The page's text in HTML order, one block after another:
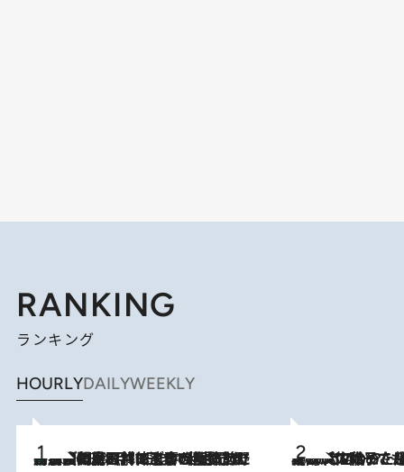
RANKING
ランキング
HOURLYDAILYWEEKLY
2026.8.8
「最後に見られてよかった」上野動物園の東園パンダ舎が解体前に特別公開。8月16日まで延長されたパネル展と共に辿る“半世紀”のパンダ飼育《解体工事の図面あり》 2026.8.5
【阿川佐和子さんの年とる力】なぜ70代で始めた趣味は“こんなに楽しい”のか？ ピアノ、俳句…スランプに陥っても続けられる“ある秘訣”とは